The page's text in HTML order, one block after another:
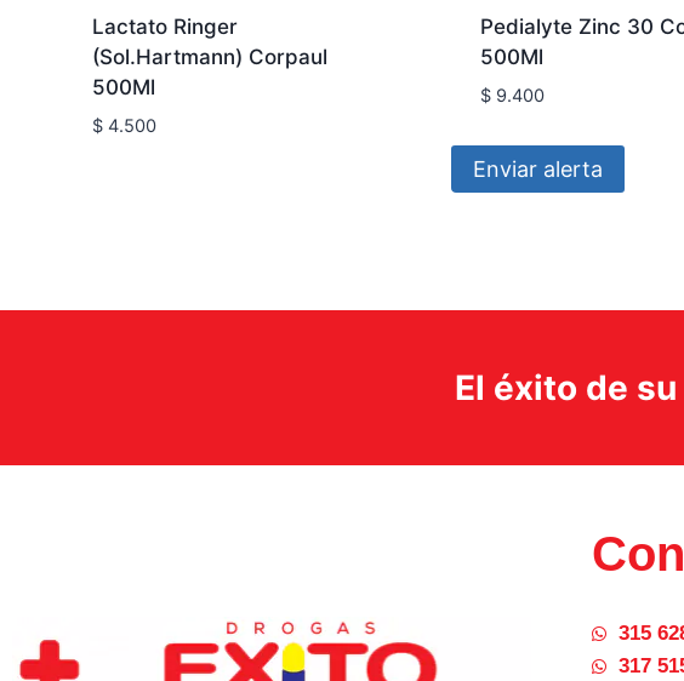
Lactato Ringer
(Sol.Hartmann) Corpaul
500Ml
$4.500
Pedialyte Zinc 30
500Ml
$ 9.400
Enviar alerta
El éxito de
315
317